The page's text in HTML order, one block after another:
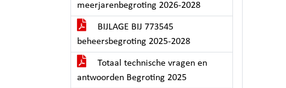
meerjarenbegroting 2026-2028
BIJLAGE BIJ 773545
beheersbegroting 2025-2028
Totaal technische vragen en
antwoorden Begroting 2025